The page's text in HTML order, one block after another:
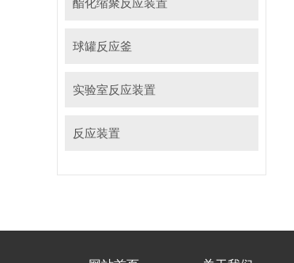
酯化缩聚反应装置
球罐反应釜
实验室反应装置
反应装置